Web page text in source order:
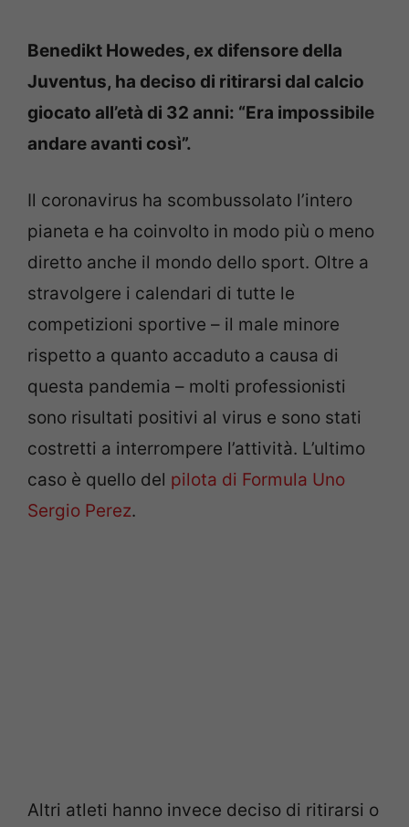
Benedikt Howedes, ex difensore della
Juventus, ha deciso di ritirarsi dal calcio
giocato all’età di 32 anni: “Era impossibile
andare avanti così”.
Il coronavirus ha scombussolato l’intero
pianeta e ha coinvolto in modo più o meno
diretto anche il mondo dello sport. Oltre a
stravolgere i calendari di tutte le
competizioni sportive – il male minore
rispetto a quanto accaduto a causa di
questa pandemia – molti professionisti
sono risultati positivi al virus e sono stati
costretti a interrompere l’attività. L’ultimo
caso è quello del pilota di Formula Uno
Sergio Perez.
Altri atleti hanno invece deciso di ritirarsi o